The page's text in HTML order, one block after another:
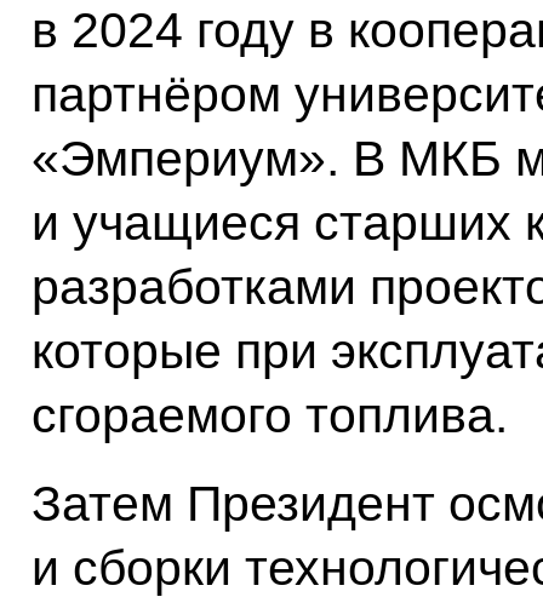
в 2024 году в
партнёром
«Эмпериум». В МКБ
и учащиеся старших
разработками
которые при
сгораемого топлива.
Затем Президент
и сборки